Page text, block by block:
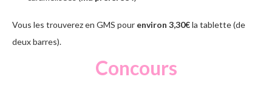
Vous les trouverez en GMS pour environ 3,30€la tablette (de
deux barres).
Concours